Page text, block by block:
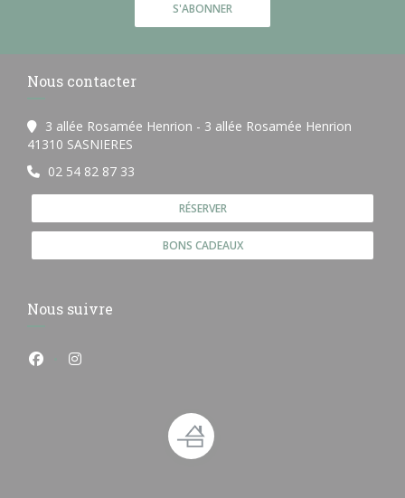
S'ABONNER
Nous contacter
3 allée Rosamée Henrion - 3 allée Rosamée Henrion
41310 SASNIERES
02 54 82 87 33
RÉSERVER
BONS CADEAUX
Nous suivre
Facebook ((ouvre une nouvelle fenêtre))
Instagram ((ouvre une nouvelle fenêtre))